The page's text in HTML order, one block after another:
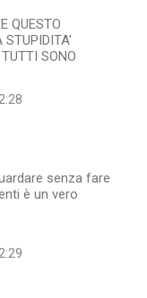
QUESTO
STUPIDITA'
SONO
senza fare
è un vero